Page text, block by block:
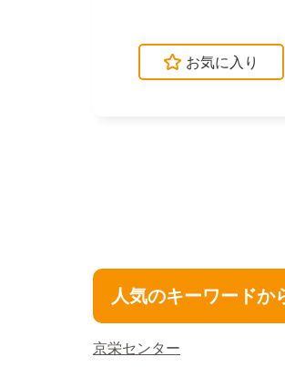
お気に入り
人気のキーワードか
京栄センター